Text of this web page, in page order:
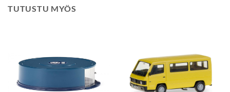
TUTUSTU MYÖS